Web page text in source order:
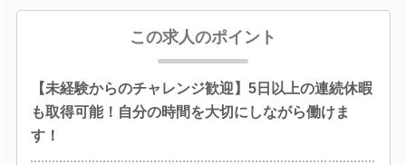
この求人のポイント
【未経験からのチャレンジ歓迎】5日以上の連続休暇
も取得可能！自分の時間を大切にしながら働けま
す！